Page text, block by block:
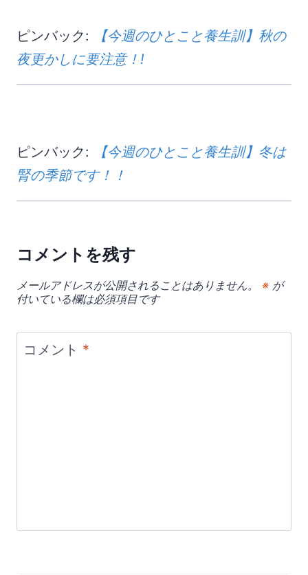
ピンバック:
【今週のひとこと養生訓】秋の
夜更かしに要注意！!
ピンバック:
【今週のひとこと養生訓】冬は
腎の季節です！！
コメントを残す
メールアドレスが公開されることはありません。 ※ が
付いている欄は必須項目です
コメント *